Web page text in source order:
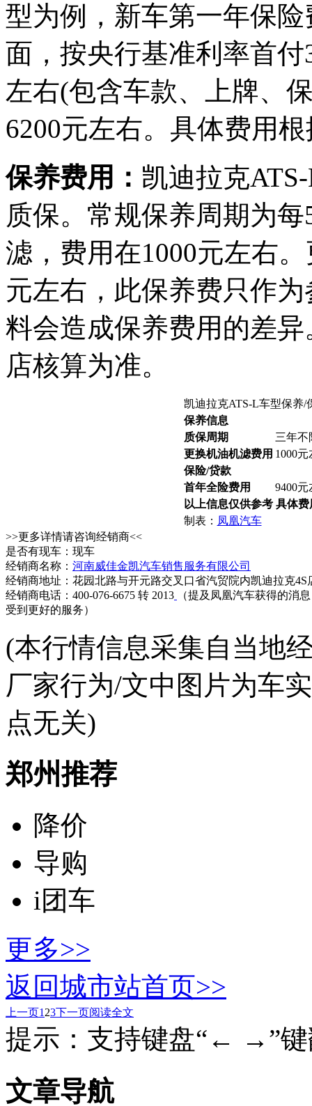
型为例，新车第一年保
面，按央行基准利率首
左右(包含车款、上牌、
6200元左右。具体费用
保养费用： 凯迪拉克
质保。常规保养周期为
滤，费用在1000元左右
元左右，此保养费只作
料会造成保养费用的差
店核算为准。
凯迪拉克ATS-L车型保养/
保养信息
质保周期
三年不
更换机油机滤费用 1000元
保险/贷款
首年全险费用
9400元
以上信息仅供参考 具体
制表： 凤凰汽车
>>更多详情请咨询经销商<<
是否有现车：现车
经销商名称： 河南威佳金凯汽车销售服务有限公司
经销商地址：花园北路与开元路交叉口省汽贸院内凯迪拉克4S
经销商电话：400-076-6675 转 2013
（提及凤凰汽车获得的消
受到更好的服务）
(本行情信息采集自当地
厂家行为/文中图片为车
点无关)
郑州推荐
降价
导购
i团车
更多>>
返回城市站首页>>
上一页1 23下一页阅读全文
提示：支持键盘“← →”键
文章导航